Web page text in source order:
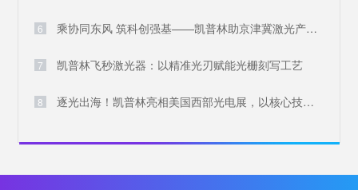
6 乘协同东风 筑科创强基——凯普林助京津冀激光产业共兴
7 凯普林飞秒激光器：以精准光刃赋能光栅刻写工艺
8 逐光出海！凯普林亮相美国西部光电展，以核心技术叩响国际大门